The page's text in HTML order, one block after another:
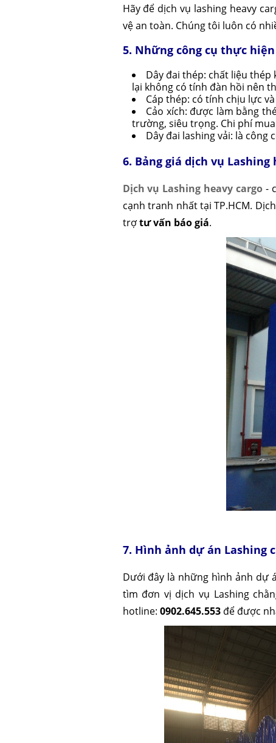
Hãy để dịch vụ lashing heavy
vệ an toàn. Chúng tôi luôn có
5. Những công cụ thực
Dây đai thép: chất liệu
lại không có tính đàn hồi nên
Cáp thép: có tính chịu lực
Cảo xích: được làm bằng
trường, siêu trọng. Chi phí
Dây đai lashing vải: là
6. Bảng giá dịch vụ Lashing
Dịch vụ Lashing heavy cargo -
cạnh tranh nhất tại TP.HCM.
trợtư vấn báo giá.
7. Hình ảnh dự án Lashing
Dưới đây là những hình ảnh dự
tìm đơn vị dịch vụ Lashing
hotline: 0902.645.553để được